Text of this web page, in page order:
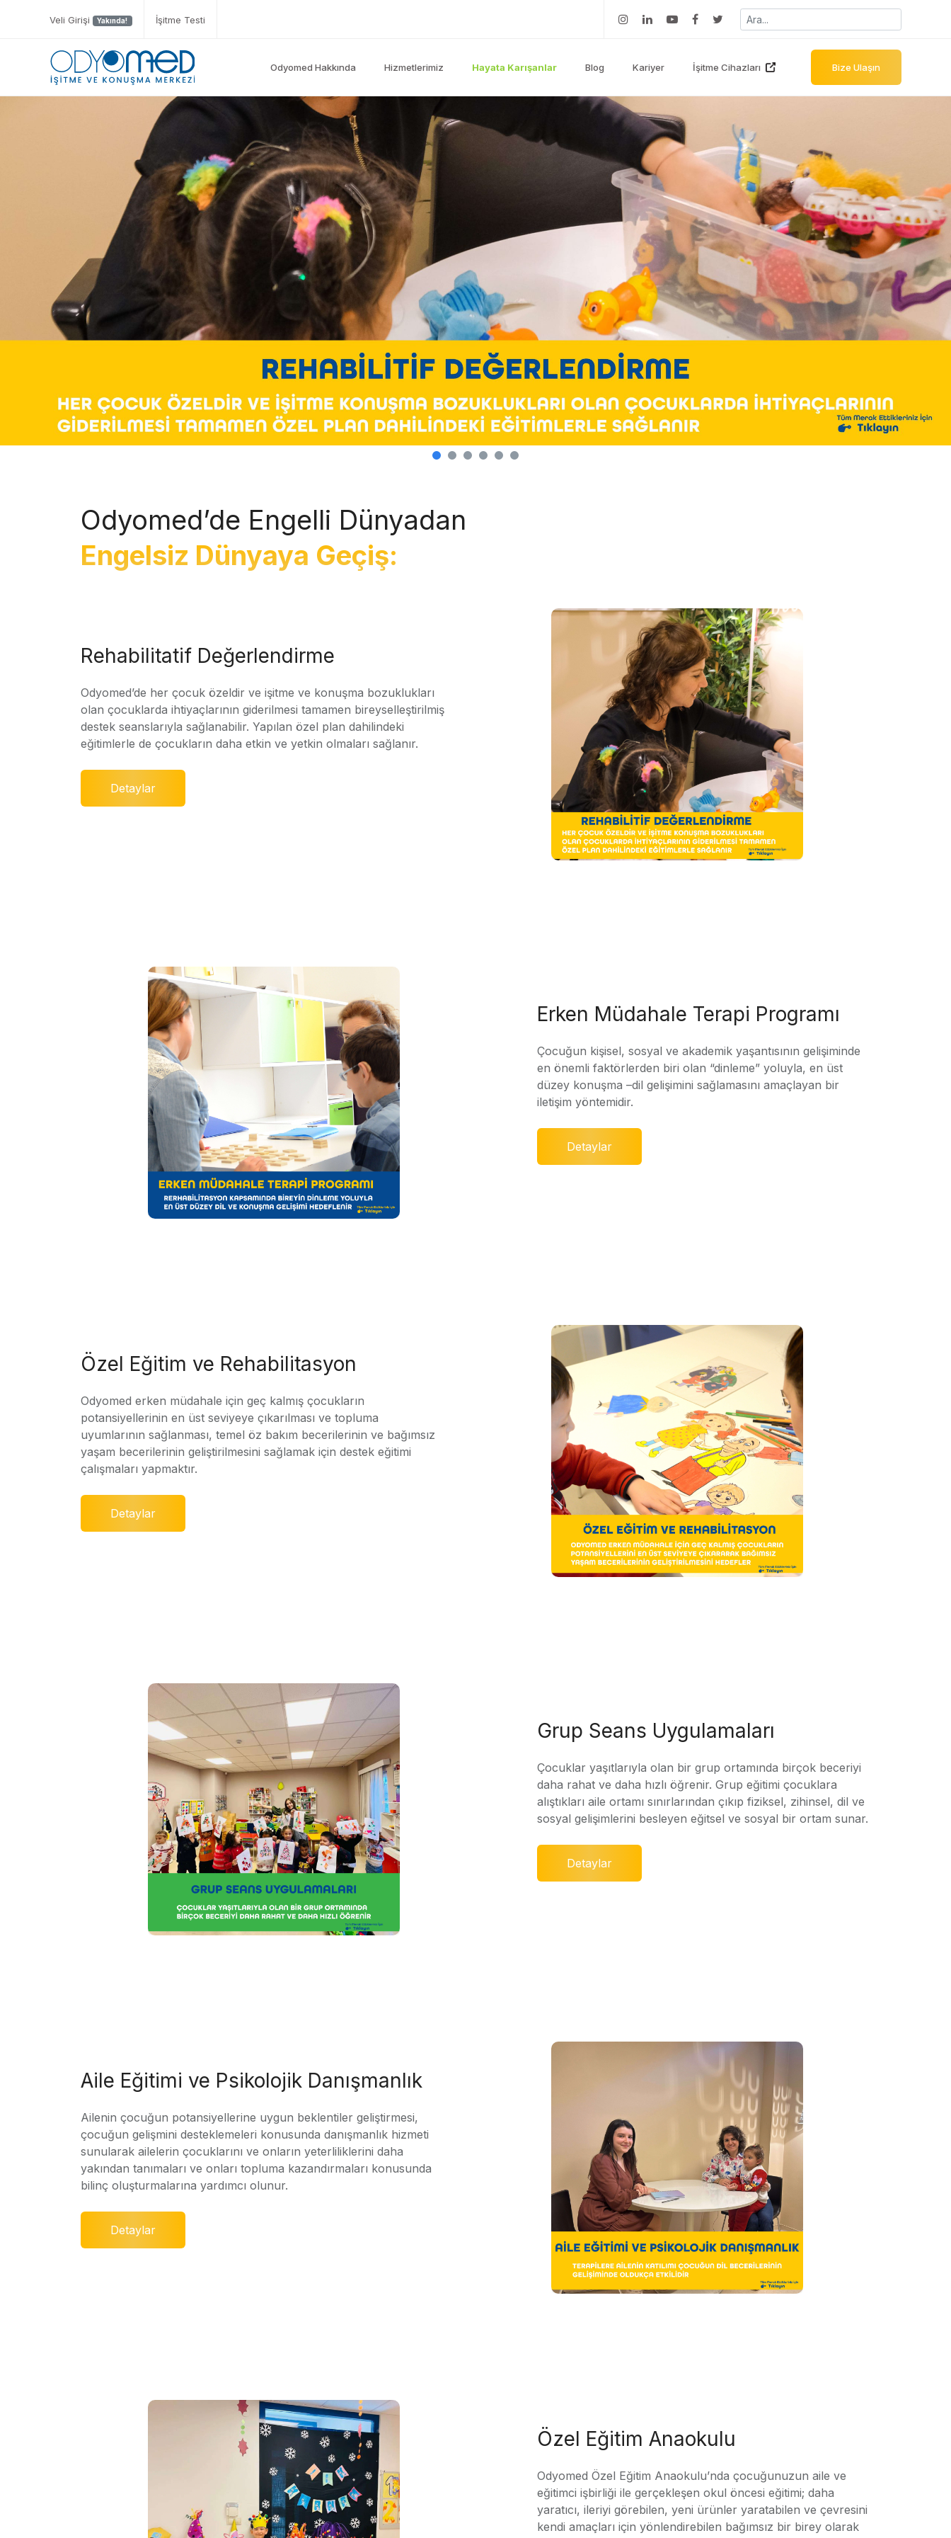
Veli Girişi Yakında! İşitme Testi
Odyomed Hakkında Hizmetlerimiz Hayata Karışanlar Blog Kariyer İşitme Cihazları Bize Ulaşın
Odyomed’de Engelli Dünyadan
Engelsiz Dünyaya Geçiş:
Rehabilitatif Değerlendirme
Odyomed’de her çocuk özeldir ve işitme ve konuşma bozuklukları
olan çocuklarda ihtiyaçlarının giderilmesi tamamen bireyselleştirilmiş
destek seanslarıyla sağlanabilir. Yapılan özel plan dahilindeki
eğitimlerle de çocukların daha etkin ve yetkin olmaları sağlanır.
Detaylar
Erken Müdahale Terapi Programı
Çocuğun kişisel, sosyal ve akademik yaşantısının gelişiminde
en önemli faktörlerden biri olan “dinleme” yoluyla, en üst
düzey konuşma –dil gelişimini sağlamasını amaçlayan bir
iletişim yöntemidir.
Detaylar
Özel Eğitim ve Rehabilitasyon
Odyomed erken müdahale için geç kalmış çocukların
potansiyellerinin en üst seviyeye çıkarılması ve topluma
uyumlarının sağlanması, temel öz bakım becerilerinin ve bağımsız
yaşam becerilerinin geliştirilmesini sağlamak için destek eğitimi
çalışmaları yapmaktır.
Detaylar
Grup Seans Uygulamaları
Çocuklar yaşıtlarıyla olan bir grup ortamında birçok beceriyi
daha rahat ve daha hızlı öğrenir. Grup eğitimi çocuklara
alıştıkları aile ortamı sınırlarından çıkıp fiziksel, zihinsel, dil ve
sosyal gelişimlerini besleyen eğitsel ve sosyal bir ortam sunar.
Detaylar
Aile Eğitimi ve Psikolojik Danışmanlık
Ailenin çocuğun potansiyellerine uygun beklentiler geliştirmesi,
çocuğun gelişmini desteklemeleri konusunda danışmanlık hizmeti
sunularak ailelerin çocuklarını ve onların yeterliliklerini daha
yakından tanımaları ve onları topluma kazandırmaları konusunda
bilinç oluşturmalarına yardımcı olunur.
Detaylar
Özel Eğitim Anaokulu
Odyomed Özel Eğitim Anaokulu’nda çocuğunuzun aile ve
eğitimci işbirliği ile gerçekleşen okul öncesi eğitimi; daha
yaratıcı, ileriyi görebilen, yeni ürünler yaratabilen ve çevresini
kendi amaçları için yönlendirebilen bağımsız bir birey olarak